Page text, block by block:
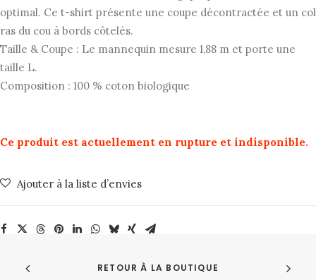
optimal. Ce t-shirt présente une coupe décontractée et un col
ras du cou à bords côtelés.
Taille & Coupe : Le mannequin mesure 1,88 m et porte une
taille L.
Composition : 100 % coton biologique
Ce produit est actuellement en rupture et indisponible.
Ajouter à la liste d’envies
RETOUR À LA BOUTIQUE